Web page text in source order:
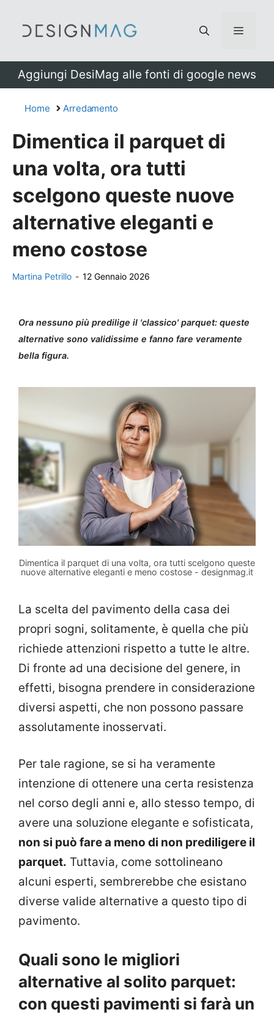
Menu
Aggiungi DesiMag alle fonti di google news
Home Arredamento
Dimentica il parquet di
una volta, ora tutti
scelgono queste nuove
alternative eleganti e
meno costose
Martina Petrillo - 12 Gennaio 2026
Ora nessuno più predilige il 'classico' parquet: queste
alternative sono validissime e fanno fare veramente
bella figura.
Dimentica il parquet di una volta, ora tutti scelgono queste
nuove alternative eleganti e meno costose - designmag.it
La scelta del pavimento della casa dei
propri sogni, solitamente, è quella che più
richiede attenzioni rispetto a tutte le altre.
Di fronte ad una decisione del genere, in
effetti, bisogna prendere in considerazione
diversi aspetti, che non possono passare
assolutamente inosservati.
Per tale ragione, se si ha veramente
intenzione di ottenere una certa resistenza
nel corso degli anni e, allo stesso tempo, di
avere una soluzione elegante e sofisticata,
non si può fare a meno di non prediligere il
parquet. Tuttavia, come sottolineano
alcuni esperti, sembrerebbe che esistano
diverse valide alternative a questo tipo di
pavimento.
Quali sono le migliori
alternative al solito parquet:
con questi pavimenti si farà un